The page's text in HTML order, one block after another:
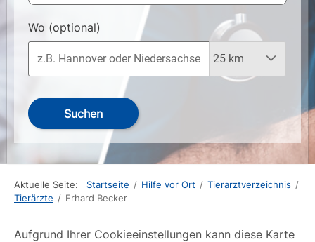
Wo (optional)
Suchen
Aktuelle Seite: Startseite / Hilfe vor Ort / Tierarztverzeichnis /
Tierärzte / Erhard Becker
Aufgrund Ihrer Cookieeinstellungen kann diese Karte